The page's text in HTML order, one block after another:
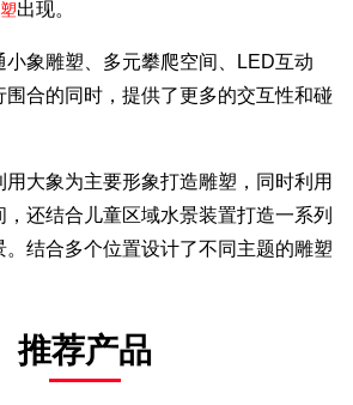
出现。
象雕塑、多元攀爬空间、LED互动
围合的同时，提供了更多的交互性和碰
象为主要形象打造雕塑，同时利用
还结合儿童区域水景装置打造一系列
结合多个位置设计了不同主题的雕塑
推荐产品